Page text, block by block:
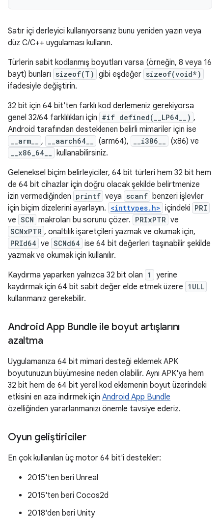
Satır içi derleyici kullanıyorsanız bunu yeniden yazın veya
düz C/C++ uygulaması kullanın.
Türlerin sabit kodlanmış boyutları varsa (örneğin, 8 veya 16
bayt) bunları sizeof(T) gibi eşdeğer sizeof(void*)
ifadesiyle değiştirin.
32 bit için 64 bit'ten farklı kod derlemeniz gerekiyorsa
genel 32/64 farklılıkları için #if defined(__LP64__) ,
Android tarafından desteklenen belirli mimariler için ise
__arm__ , __aarch64__ (arm64), __i386__ (x86) ve
__x86_64__
kullanabilirsiniz.
Geleneksel biçim belirleyiciler, 64 bit türleri hem 32 bit hem
de 64 bit cihazlar için doğru olacak şekilde belirtmenize
izin vermediğinden printf veya scanf benzeri işlevler
için biçim dizelerini ayarlayın. <inttypes.h> içindeki PRI
ve SCN makroları bu sorunu çözer. PRIxPTR ve
SCNxPTR , onaltılık işaretçileri yazmak ve okumak için,
PRId64 ve SCNd64 ise 64 bit değerleri taşınabilir şekilde
yazmak ve okumak için kullanılır.
Kaydırma yaparken yalnızca 32 bit olan 1
yerine
kaydırmak için 64 bit sabit değer elde etmek üzere 1ULL
kullanmanız gerekebilir.
Android App Bundle ile boyut artışlarını
azaltma
Uygulamanıza 64 bit mimari desteği eklemek APK
boyutunuzun büyümesine neden olabilir. Aynı APK'ya hem
32 bit hem de 64 bit yerel kod eklemenin boyut üzerindeki
etkisini en aza indirmek için Android App Bundle
özelliğinden yararlanmanızı önemle tavsiye ederiz.
Oyun geliştiriciler
En çok kullanılan üç motor 64 bit'i destekler:
2015'ten beri Unreal
2015'ten beri Cocos2d
2018'den beri Unity